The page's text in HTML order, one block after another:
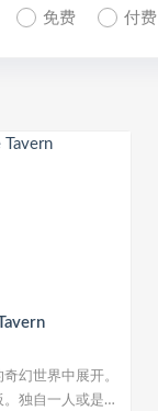
免费 付费
幻世界中展开。
独自一人或是